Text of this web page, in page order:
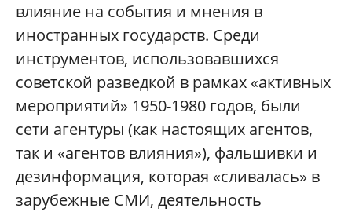
влияние на события и мнения в
иностранных государств. Среди
инструментов, использовавшихся
советской разведкой в рамках «активных
мероприятий» 1950-1980 годов, были
сети агентуры (как настоящих агентов,
так и «агентов влияния»), фальшивки и
дезинформация, которая «сливалась» в
зарубежные СМИ, деятельность